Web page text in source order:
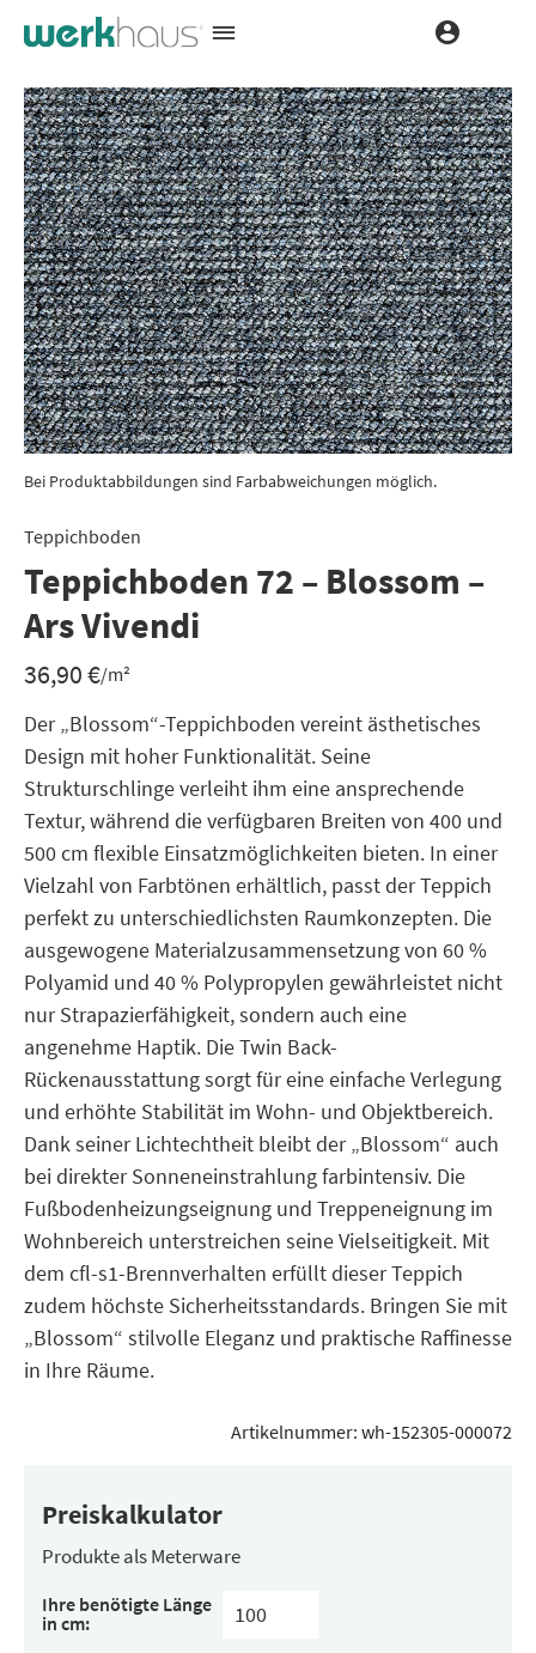
Bei Produktabbildungen sind Farbabweichungen möglich.
Teppichboden
Teppichboden 72 – Blossom –
Ars Vivendi
36,90€/m²
Der „Blossom“-Teppichboden vereint ästhetisches
Design mit hoher Funktionalität. Seine
Strukturschlinge verleiht ihm eine ansprechende
Textur, während die verfügbaren Breiten von 400 und
500 cm flexible Einsatzmöglichkeiten bieten. In einer
Vielzahl von Farbtönen erhältlich, passt der Teppich
perfekt zu unterschiedlichsten Raumkonzepten. Die
ausgewogene Materialzusammensetzung von 60 %
Polyamid und 40 % Polypropylen gewährleistet nicht
nur Strapazierfähigkeit, sondern auch eine
angenehme Haptik. Die Twin Back-
Rückenausstattung sorgt für eine einfache Verlegung
und erhöhte Stabilität im Wohn- und Objektbereich.
Dank seiner Lichtechtheit bleibt der „Blossom“ auch
bei direkter Sonneneinstrahlung farbintensiv. Die
Fußbodenheizungseignung und Treppeneignung im
Wohnbereich unterstreichen seine Vielseitigkeit. Mit
dem cfl-s1-Brennverhalten erfüllt dieser Teppich
zudem höchste Sicherheitsstandards. Bringen Sie mit
„Blossom“ stilvolle Eleganz und praktische Raffinesse
in Ihre Räume.
Artikelnummer: wh-152305-000072
Preiskalkulator
Produkte als Meterware
Ihre benötigte Länge
in cm: